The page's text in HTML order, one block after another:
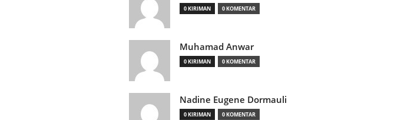
0 KIRIMAN 0 KOMENTAR
Muhamad Anwar
0 KIRIMAN 0 KOMENTAR
Nadine Eugene Dormauli
0 KIRIMAN 0 KOMENTAR